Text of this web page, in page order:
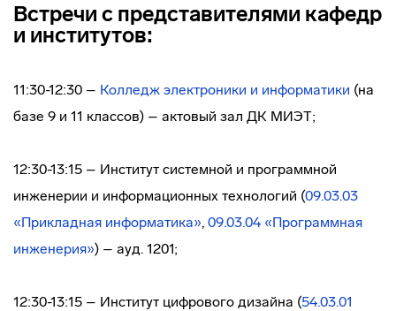
Встречи с представителями кафедр
и институтов:
11:30-12:30 – Колледж электроники и информатики (на
базе 9 и 11 классов) – актовый зал ДК МИЭТ;
12:30-13:15 – Институт системной и программной
инженерии и информационных технологий (09.03.03
«Прикладная информатика», 09.03.04 «Программная
инженерия») – ауд. 1201;
12:30-13:15 – Институт цифрового дизайна (54.03.01